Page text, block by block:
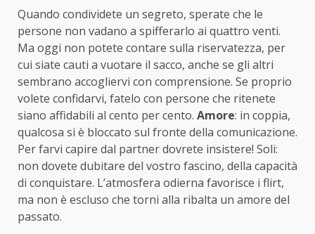
Quando condividete un segreto, sperate che le
persone non vadano a spifferarlo ai quattro venti.
Ma oggi non potete contare sulla riservatezza, per
cui siate cauti a vuotare il sacco, anche se gli altri
sembrano accogliervi con comprensione. Se proprio
volete confidarvi, fatelo con persone che ritenete
siano affidabili al cento per cento. Amore: in coppia,
qualcosa si è bloccato sul fronte della comunicazione.
Per farvi capire dal partner dovrete insistere! Soli:
non dovete dubitare del vostro fascino, della capacità
di conquistare. L’atmosfera odierna favorisce i flirt,
ma non è escluso che torni alla ribalta un amore del
passato.